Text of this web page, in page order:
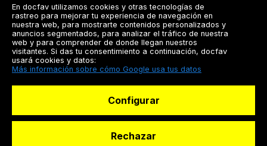
Registrarse
Docfav
Especialistas
En docfav utilizamos cookies y otras tecnologías de
rastreo para mejorar tu experiencia de navegación en
nuestra web, para mostrarte contenidos personalizados y
anuncios segmentados, para analizar el tráfico de nuestra
web y para comprender de donde llegan nuestros
visitantes. Si das tu consentimiento a continuación, docfav
usará cookies y datos:
Más información sobre cómo Google usa tus datos
Configurar
Rechazar